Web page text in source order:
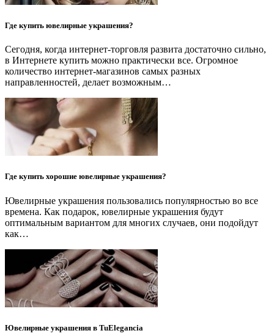
Где купить ювелирные украшения?
Сегодня, когда интернет-торговля развита достаточно сильно,
в Интернете купить можно практически все. Огромное
количество интернет-магазинов самых разных
направленностей, делает возможным…
Где купить хорошие ювелирные украшения?
Ювелирные украшения пользовались популярностью во все
времена. Как подарок, ювелирные украшения будут
оптимальным вариантом для многих случаев, они подойдут
как…
Ювелирные украшения в TuElegancia